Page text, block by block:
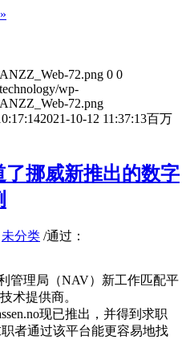
72.png 0 0
wp-
72.png
2021-10-12 11:37:13百万
挪威新推出的数字
未分类 /通过：
管理局（NAV）新工作匹配平
术提供商。
现已推出，并得到求职
者通过该平台能更容易地找